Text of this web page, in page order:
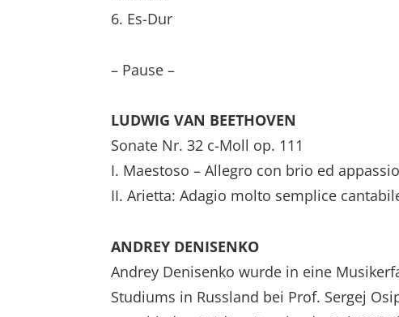
6. Es-Dur
– Pause –
LUDWIG VAN BEETHOVEN
Sonate Nr. 32 c-Moll op. 111
I. Maestoso – Allegro con brio ed
II. Arietta: Adagio molto semplice
ANDREY DENISENKO
Andrey Denisenko wurde in eine
Studiums in Russland bei Prof. Sergej